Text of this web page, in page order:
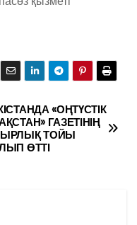
«ОҢТҮСТІК
ГАЗЕТІНІҢ
ТОЙЫ
ӨТТІ